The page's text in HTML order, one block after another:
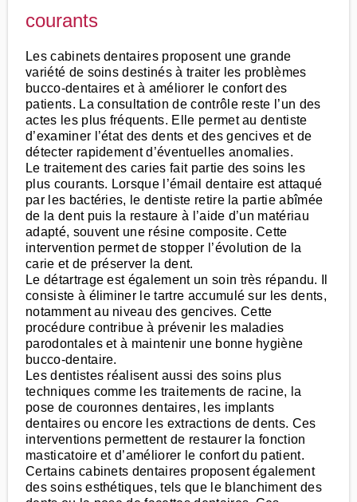
courants
Les cabinets dentaires proposent une grande
variété de soins destinés à traiter les problèmes
bucco-dentaires et à améliorer le confort des
patients. La consultation de contrôle reste l’un des
actes les plus fréquents. Elle permet au dentiste
d’examiner l’état des dents et des gencives et de
détecter rapidement d’éventuelles anomalies.
Le traitement des caries fait partie des soins les
plus courants. Lorsque l’émail dentaire est attaqué
par les bactéries, le dentiste retire la partie abîmée
de la dent puis la restaure à l’aide d’un matériau
adapté, souvent une résine composite. Cette
intervention permet de stopper l’évolution de la
carie et de préserver la dent.
Le détartrage est également un soin très répandu. Il
consiste à éliminer le tartre accumulé sur les dents,
notamment au niveau des gencives. Cette
procédure contribue à prévenir les maladies
parodontales et à maintenir une bonne hygiène
bucco-dentaire.
Les dentistes réalisent aussi des soins plus
techniques comme les traitements de racine, la
pose de couronnes dentaires, les implants
dentaires ou encore les extractions de dents. Ces
interventions permettent de restaurer la fonction
masticatoire et d’améliorer le confort du patient.
Certains cabinets dentaires proposent également
des soins esthétiques, tels que le blanchiment des